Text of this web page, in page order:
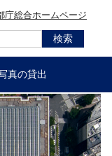
庁総合ホームページ
真の貸出